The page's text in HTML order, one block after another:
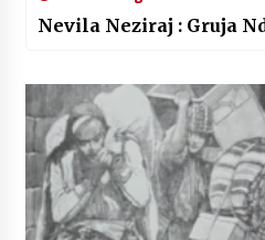
Nevila Neziraj : Gruja